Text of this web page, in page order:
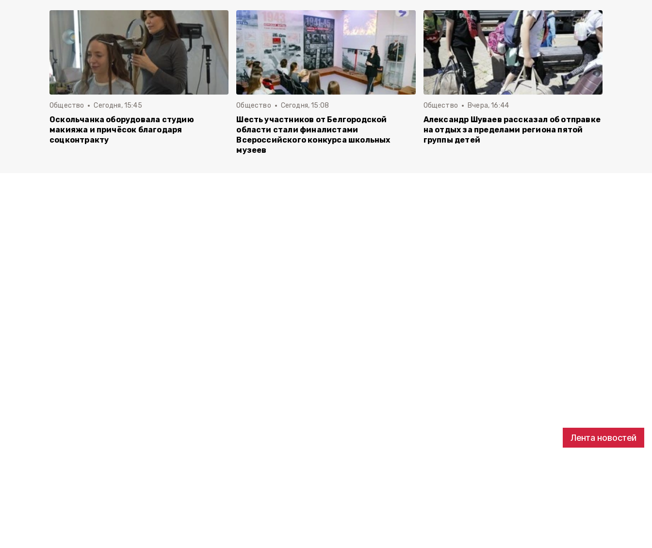
Лента новостей
Общество Сегодня, 15:45
Оскольчанка оборудовала студию
макияжа и причёсок благодаря
соцконтракту
Общество Сегодня, 15:08
Шесть участников от Белгородской
области стали финалистами
Всероссийского конкурса школьных
музеев
Общество Вчера, 16:44
Александр Шуваев рассказал об отправке
на отдых за пределами региона пятой
группы детей